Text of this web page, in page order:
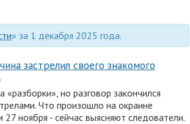
» за 1 декабря 2025 года.
застрелил своего знакомого
но разговор закончился
Что произошло на окраине
27 ноября - сейчас выясняют следователи.